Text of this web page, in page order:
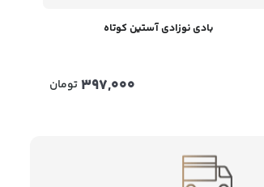
بادی نوزادی آستین کوتاه
397,000تومان